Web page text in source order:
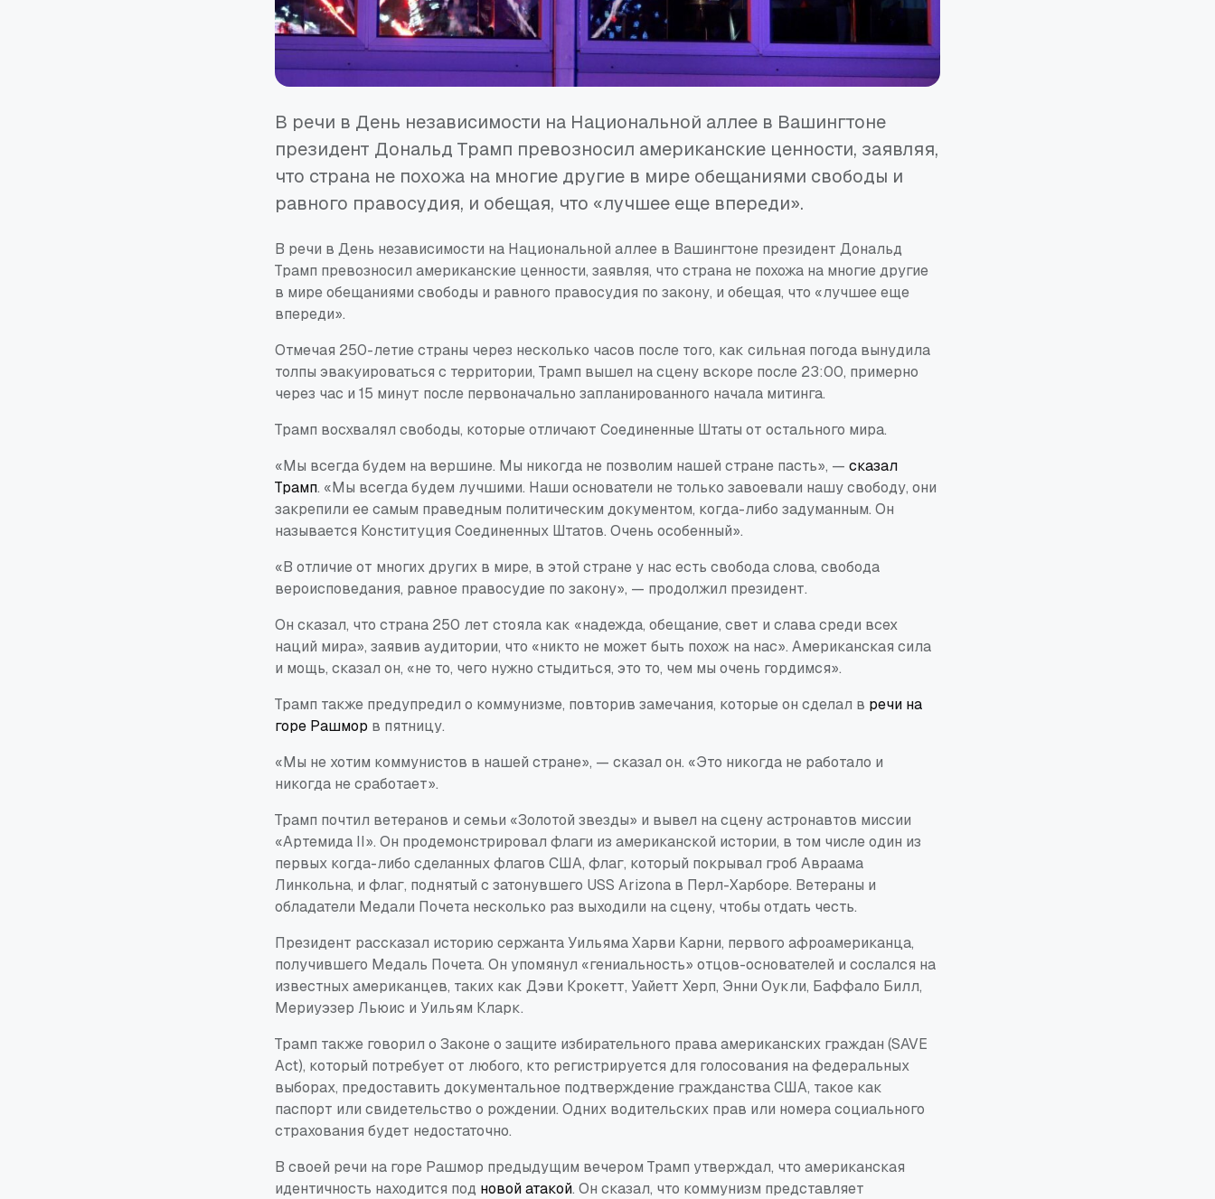
В речи в День независимости на Национальной аллее в Вашингтоне
президент Дональд Трамп превозносил американские ценности, заявляя,
что страна не похожа на многие другие в мире обещаниями свободы и
равного правосудия, и обещая, что «лучшее еще впереди».
В речи в День независимости на Национальной аллее в Вашингтоне президент Дональд
Трамп превозносил американские ценности, заявляя, что страна не похожа на многие другие
в мире обещаниями свободы и равного правосудия по закону, и обещая, что «лучшее еще
впереди».
Отмечая 250-летие страны через несколько часов после того, как сильная погода вынудила
толпы эвакуироваться с территории, Трамп вышел на сцену вскоре после 23:00, примерно
через час и 15 минут после первоначально запланированного начала митинга.
Трамп восхвалял свободы, которые отличают Соединенные Штаты от остального мира.
«Мы всегда будем на вершине. Мы никогда не позволим нашей стране пасть», — сказал
Трамп. «Мы всегда будем лучшими. Наши основатели не только завоевали нашу свободу, они
закрепили ее самым праведным политическим документом, когда-либо задуманным. Он
называется Конституция Соединенных Штатов. Очень особенный».
«В отличие от многих других в мире, в этой стране у нас есть свобода слова, свобода
вероисповедания, равное правосудие по закону», — продолжил президент.
Он сказал, что страна 250 лет стояла как «надежда, обещание, свет и слава среди всех
наций мира», заявив аудитории, что «никто не может быть похож на нас». Американская сила
и мощь, сказал он, «не то, чего нужно стыдиться, это то, чем мы очень гордимся».
Трамп также предупредил о коммунизме, повторив замечания, которые он сделал в речи на
горе Рашмор в пятницу.
«Мы не хотим коммунистов в нашей стране», — сказал он. «Это никогда не работало и
никогда не сработает».
Трамп почтил ветеранов и семьи «Золотой звезды» и вывел на сцену астронавтов миссии
«Артемида II». Он продемонстрировал флаги из американской истории, в том числе один из
первых когда-либо сделанных флагов США, флаг, который покрывал гроб Авраама
Линкольна, и флаг, поднятый с затонувшего USS Arizona в Перл-Харборе. Ветераны и
обладатели Медали Почета несколько раз выходили на сцену, чтобы отдать честь.
Президент рассказал историю сержанта Уильяма Харви Карни, первого афроамериканца,
получившего Медаль Почета. Он упомянул «гениальность» отцов-основателей и сослался на
известных американцев, таких как Дэви Крокетт, Уайетт Херп, Энни Оукли, Баффало Билл,
Мериуэзер Льюис и Уильям Кларк.
Трамп также говорил о Законе о защите избирательного права американских граждан (SAVE
Act), который потребует от любого, кто регистрируется для голосования на федеральных
выборах, предоставить документальное подтверждение гражданства США, такое как
паспорт или свидетельство о рождении. Одних водительских прав или номера социального
страхования будет недостаточно.
В своей речи на горе Рашмор предыдущим вечером Трамп утверждал, что американская
идентичность находится под новой атакой. Он сказал, что коммунизм представляет